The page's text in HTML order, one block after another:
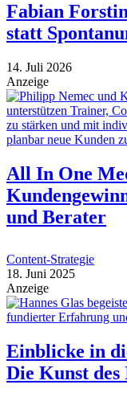
Fabian
statt
14. Juli 2026
Anzeige
All In One
und Berater
Content-Strategie
18. Juni 2025
Anzeige
Einblicke in
Die Kunst